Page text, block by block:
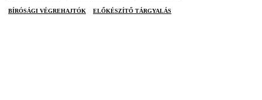
BÍRÓSÁGI VÉGREHAJTÓK ELŐKÉSZÍTŐ TÁRGYALÁS